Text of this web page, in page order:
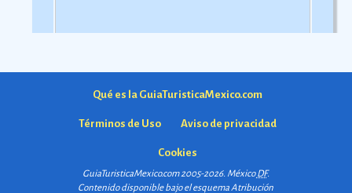
Qué es la GuiaTuristicaMexico.com
Términos de Uso Aviso de privacidad
Cookies
GuiaTuristicaMexico.com 2005-2026. MéxicoDF.
Contenido disponible bajo el esquemaAtribución